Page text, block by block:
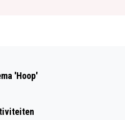
KOOP BIJ COSTER GW176
'Hoop'